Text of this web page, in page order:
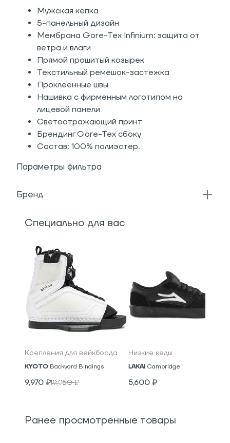
Мужская кепка
5-панельный дизайн
Мембрана Gore-Tex Infinium: защита от
ветра и влаги
Прямой прошитый козырек
Текстильный ремешок-застежка
Проклеенные швы
Нашивка с фирменным логотипом на
лицевой панели
Светоотражающий принт
Брендинг Gore-Tex сбоку
Состав: 100% полиэстер.
Параметры фильтра
Бренд
Специально для вас
Крепления для вейкборда
KYOTO Backyard Bindings
9,970 ₽19,950₽
Низкие кеды
LAKAI Cambridge
5,600 ₽
Ранее просмотренные товары